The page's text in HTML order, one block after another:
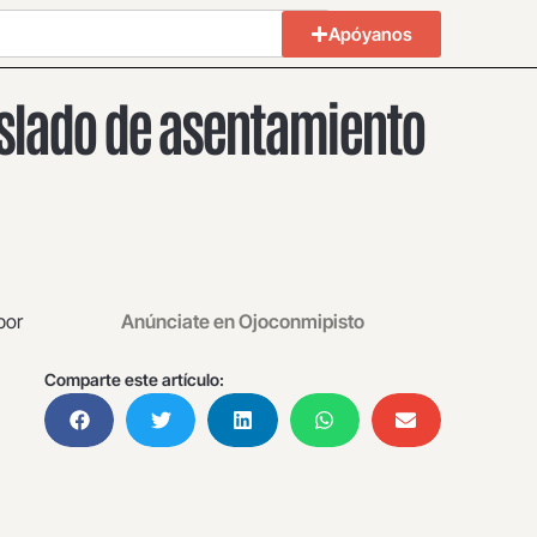
Apóyanos
de asentamiento
Anúnciate en Ojoconmipisto
Comparte este artículo: